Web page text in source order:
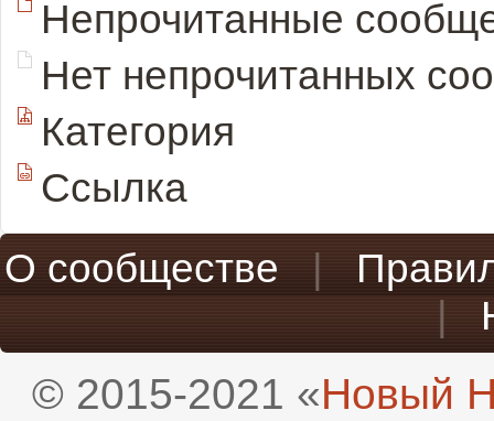
Непрочитанные
Нет непрочитанных
Категория
Ссылка
О сообществе
© 2015-2021 «Новый